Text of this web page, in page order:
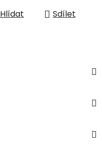
Hlídat Sdílet